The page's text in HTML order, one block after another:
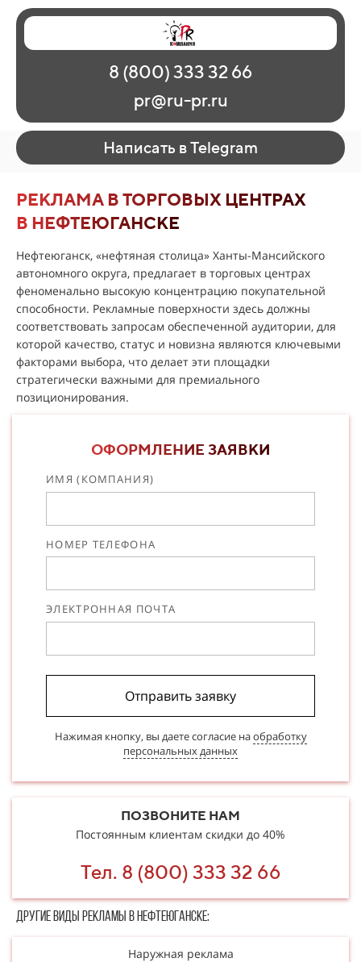
Главная
Наши работы
О рекламе
Регионы
Контакты
8 (800) 333 32 66
pr@ru-pr.ru
Написать в Telegram
РЕКЛАМА В ТОРГОВЫХ ЦЕНТРАХ
В НЕФТЕЮГАНСКЕ
Нефтеюганск, «нефтяная столица» Ханты-Мансийского
автономного округа, предлагает в торговых центрах
феноменально высокую концентрацию покупательной
способности. Рекламные поверхности здесь должны
соответствовать запросам обеспеченной аудитории, для
которой качество, статус и новизна являются ключевыми
факторами выбора, что делает эти площадки
стратегически важными для премиального
позиционирования.
ОФОРМЛЕНИЕ ЗАЯВКИ
ИМЯ (КОМПАНИЯ)
НОМЕР ТЕЛЕФОНА
ЭЛЕКТРОННАЯ ПОЧТА
Отправить заявку
Нажимая кнопку, вы даете согласие наобработку
персональных данных
ПОЗВОНИТЕ НАМ
Постоянным клиентам скидки до 40%
Тел. 8 (800) 333 32 66
Другие в​​​​иды рекламы в Нефтеюганске:
Наружная реклама